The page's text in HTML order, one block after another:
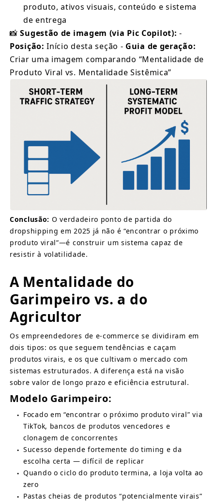
produto, ativos visuais, conteúdo e sistema
de entrega
📸 Sugestão de imagem (via Pic Copilot): -
Posição: Início desta seção - Guia de geração:
Criar uma imagem comparando “Mentalidade de
Produto Viral vs. Mentalidade Sistêmica”
Conclusão: O verdadeiro ponto de partida do
dropshipping em 2025 já não é “encontrar o próximo
produto viral”—é construir um sistema capaz de
resistir à volatilidade.
A Mentalidade do
Garimpeiro vs. a do
Agricultor
Os empreendedores de e-commerce se dividiram em
dois tipos: os que seguem tendências e caçam
produtos virais, e os que cultivam o mercado com
sistemas estruturados. A diferença está na visão
sobre valor de longo prazo e eficiência estrutural.
Modelo Garimpeiro:
●
Focado em “encontrar o próximo produto viral” via
TikTok, bancos de produtos vencedores e
clonagem de concorrentes
●
Sucesso depende fortemente do timing e da
escolha certa — difícil de replicar
●
Quando o ciclo do produto termina, a loja volta ao
zero
●
Pastas cheias de produtos “potencialmente virais”